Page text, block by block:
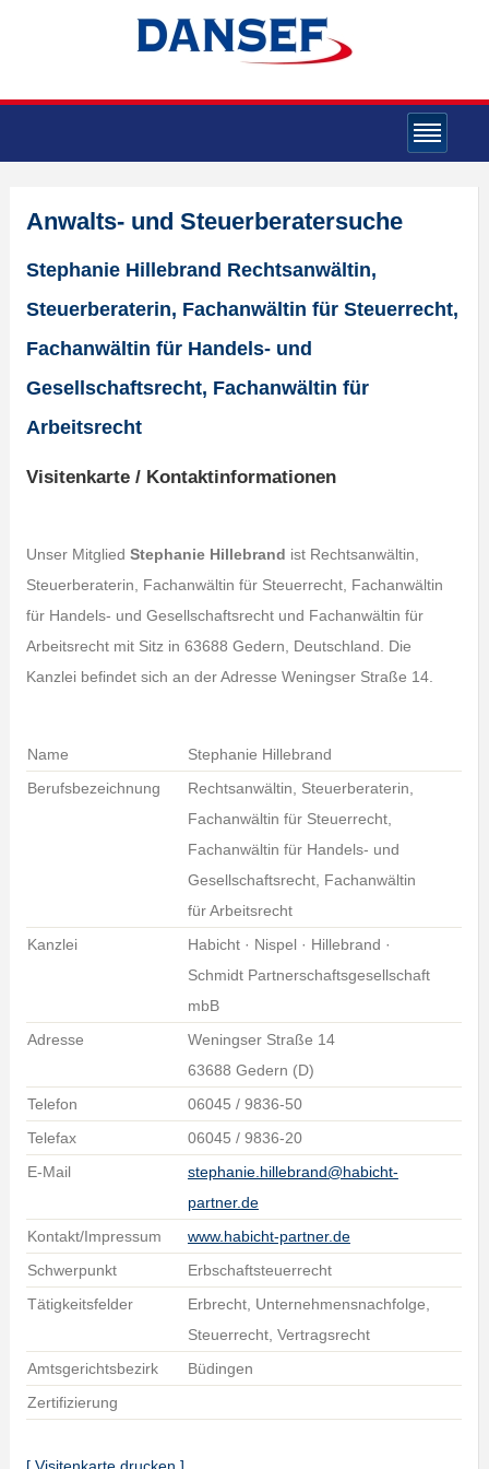
Anwalts- und Steuerberatersuche
Stephanie Hillebrand Rechtsanwältin,
Steuerberaterin, Fachanwältin für Steuerrecht,
Fachanwältin für Handels- und
Gesellschaftsrecht, Fachanwältin für
Arbeitsrecht
Visitenkarte / Kontaktinformationen
Unser Mitglied Stephanie Hillebrand ist Rechtsanwältin,
Steuerberaterin, Fachanwältin für Steuerrecht, Fachanwältin
für Handels- und Gesellschaftsrecht und Fachanwältin für
Arbeitsrecht mit Sitz in 63688 Gedern, Deutschland. Die
Kanzlei befindet sich an der Adresse Weningser Straße 14.
Name
Stephanie Hillebrand
Berufsbezeichnung
Rechtsanwältin, Steuerberaterin,
Fachanwältin für Steuerrecht,
Fachanwältin für Handels- und
Gesellschaftsrecht, Fachanwältin
für Arbeitsrecht
Kanzlei
Habicht · Nispel · Hillebrand ·
Schmidt Partnerschaftsgesellschaft
mbB
Adresse
Weningser Straße 14
63688 Gedern (D)
Telefon
06045 / 9836-50
Telefax
06045 / 9836-20
E-Mail
stephanie.hillebrand@habicht-
partner.de
Kontakt/Impressum
www.habicht-partner.de
Schwerpunkt
Erbschaftsteuerrecht
Tätigkeitsfelder
Erbrecht, Unternehmensnachfolge,
Steuerrecht, Vertragsrecht
Amtsgerichtsbezirk
Büdingen
Zertifizierung